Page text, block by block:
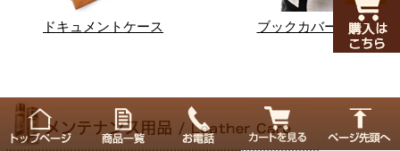
ドキュメントケース ブックカバー